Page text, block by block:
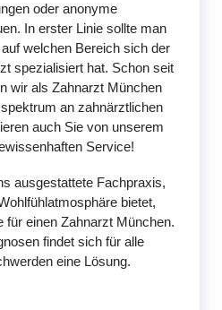
oder anonyme
In erster Linie sollte man
welchen Bereich sich der
spezialisiert hat. Schon seit
wir als Zahnarzt München
an zahnärztlichen
auch Sie von unserem
Service!
ausgestattete Fachpraxis,
bietet,
für einen Zahnarzt München.
findet sich für alle
eine Lösung.